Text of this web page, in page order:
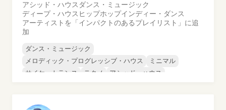
アシッド・ハウス ダンス・ミュージック
ディープ・ハウス ヒップホップインディー・ダンス
アーティストを「インパクトのあるプレイリスト」に追
加
ダンス・ミュージック
メロディック・プログレッシブ・ハウス
ミニマル
サイケ・トランス
テクノ
アシッド・ハウス